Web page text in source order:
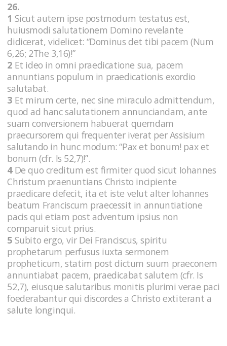
26.
1 Sicut autem ipse postmodum testatus est,
huiusmodi salutationem Domino revelante
didicerat, videlicet: “Dominus det tibi pacem (Num
6,26; 2The 3,16)!”
2 Et ideo in omni praedicatione sua, pacem
annuntians populum in praedicationis exordio
salutabat.
3 Et mirum certe, nec sine miraculo admittendum,
quod ad hanc salutationem annunciandam, ante
suam conversionem habuerat quemdam
praecursorem qui frequenter iverat per Assisium
salutando in hunc modum: “Pax et bonum! pax et
bonum (cfr. Is 52,7)!”.
4De quo creditum est firmiter quod sicut Iohannes
Christum praenuntians Christo incipiente
praedicare defecit, ita et iste velut alter Iohannes
beatum Franciscum praecessit in annuntiatione
pacis qui etiam post adventum ipsius non
comparuit sicut prius.
5 Subito ergo, vir Dei Franciscus, spiritu
prophetarum perfusus iuxta sermonem
propheticum, statim post dictum suum praeconem
annuntiabat pacem, praedicabat salutem (cfr. Is
52,7), eiusque salutaribus monitis plurimi verae paci
foederabantur qui discordes a Christo extiterant a
salute longinqui.